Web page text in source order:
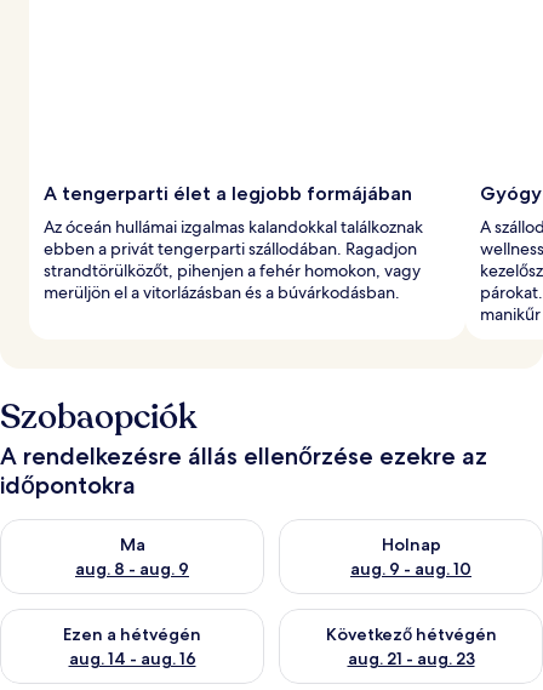
A tengerparti élet a legjobb formájában
Az óceán hullámai izgalmas kalandokkal találkoznak
ebben a privát tengerparti szállodában. Ragadjon
strandtörülközőt, pihenjen a fehér homokon, vagy
merüljön el a vitorlázásban és a búvárkodásban.
A
Szobaopciók
A rendelkezésre állás ellenőrzése ezekre az
időpontokra
Ma
aug. 8 - aug. 9
A ma esti rendelkezésre állás ellenőrzése: aug. 8 - aug. 9
Holnap
aug. 9 - aug. 10
A holnapi rendelkezésre állás
Ezen a hétvégén
aug. 14 - aug. 16
A mostani hétvégi rendelkezésre állás ellenőrzése: aug. 14 -
Következő hétvégén
aug. 21 - aug. 23
A következő hétvégi